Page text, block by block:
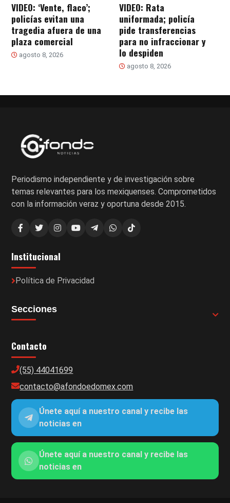
VIDEO: ‘Vente, flaco’;
policías evitan una
tragedia afuera de una
plaza comercial
agosto 8, 2026
VIDEO: Rata
uniformada; policía
pide transferencias
para no infraccionar y
lo despiden
agosto 8, 2026
Periodismo independiente y de investigación sobre
temas relevantes para los mexiquenses. Comprometidos
con la información veraz y oportuna desde 2015.
Institucional
Política de Privacidad
Secciones
Contacto
(55) 44041699
contacto@afondoedomex.com
Únete aquí a nuestro canal y recibe las
noticias en
Únete aquí a nuestro canal y recibe las
noticias en